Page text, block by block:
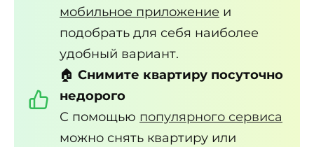
мобильное приложение и
подобрать для себя наиболее
удобный вариант.
🏠 Снимите квартиру посуточно
недорого
С помощью популярного сервиса
можно снять квартиру или